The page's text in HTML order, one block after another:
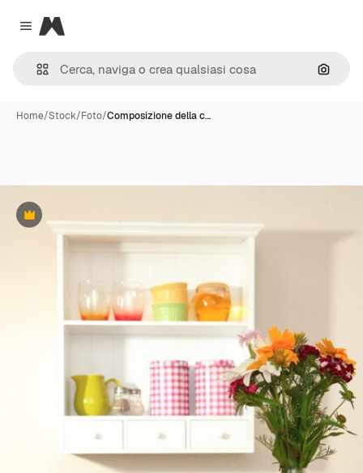
Close menu
Magnific
Cerca
Home/Stock/Foto/Composizione della c…
Premium